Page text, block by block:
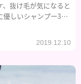
抜け毛が気になると
優しいシャンプー3選
2019.12.10